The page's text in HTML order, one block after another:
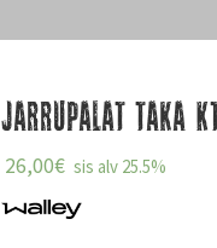
Jarrupalat taka
26,00€ sis alv 25.5%